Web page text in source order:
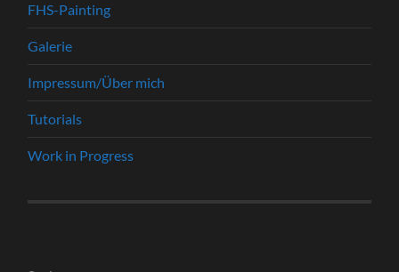
FHS-Painting
Galerie
Impressum/Über mich
Tutorials
Work in Progress